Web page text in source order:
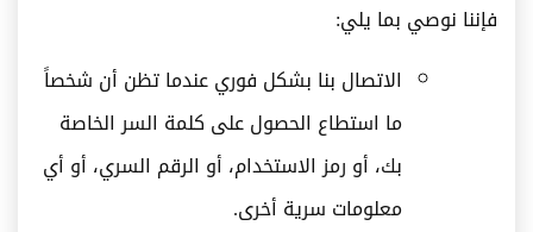
فإننا نوصي بما يلي:
الاتصال بنا بشكل فوري عندما تظن أن شخصاً
ما استطاع الحصول على كلمة السر الخاصة
بك، أو رمز الاستخدام، أو الرقم السري، أو أي
معلومات سرية أخرى.